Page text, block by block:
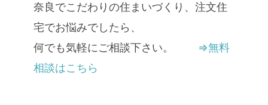
奈良でこだわりの住まいづくり、注文住
宅でお悩みでしたら、
何でも気軽にご相談下さい。 ⇒無料
相談はこちら